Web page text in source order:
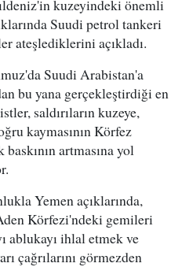
kuzeyindeki önemli
Suudi petrol tankeri
ateşlediklerini açıkladı.
Suudi Arabistan'a
bu yana gerçekleştirdiği en
saldırıların kuzeye,
kaymasının Körfez
artmasına yol
Yemen açıklarında,
Körfezi'ndeki gemileri
ablukayı ihlal etmek ve
çağrılarını görmezden